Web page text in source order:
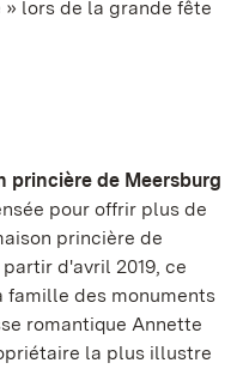
» lors de la grande fête
princière de Meersburg
pour offrir plus de
princière de
d'avril 2019, ce
des monuments
romantique Annette
la plus illustre